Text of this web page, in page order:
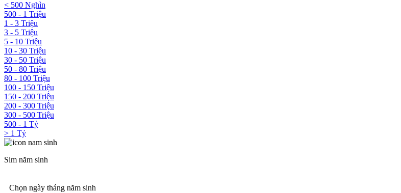
< 500 Nghìn
500 - 1 Triệu
1 - 3 Triệu
3 - 5 Triệu
5 - 10 Triệu
10 - 30 Triệu
30 - 50 Triệu
50 - 80 Triệu
80 - 100 Triệu
100 - 150 Triệu
150 - 200 Triệu
200 - 300 Triệu
300 - 500 Triệu
500 - 1 Tỷ
> 1 Tỷ
Sim năm sinh
Chọn ngày tháng năm sinh